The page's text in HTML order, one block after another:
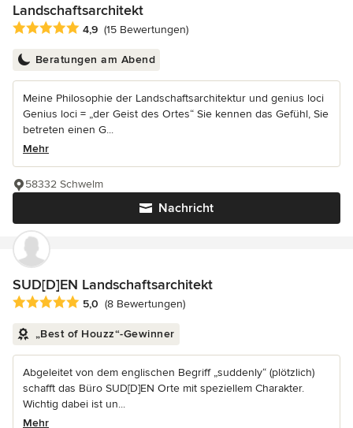
Landschaftsarchitekt
Durchschnittliche Bewertung: 4.9 von 5 Sternen
4,9 (15 Bewertungen)
Beratungen am Abend
Meine Philosophie der Landschaftsarchitektur und genius loci
Genius loci = „der Geist des Ortes“ Sie kennen das Gefühl, Sie
betreten einen G...
Mehr
Nachricht
58332 Schwelm
SUD[D]EN Landschaftsarchitekt
Durchschnittliche Bewertung: 5 von 5 Sternen
5,0 (8 Bewertungen)
„Best of Houzz“-Gewinner
Abgeleitet von dem englischen Begriff „suddenly“ (plötzlich)
schafft das Büro SUD[D]EN Orte mit speziellem Charakter.
Wichtig dabei ist un...
Mehr